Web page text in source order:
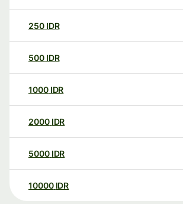
250 IDR
500 IDR
1000 IDR
2000 IDR
5000 IDR
10000 IDR